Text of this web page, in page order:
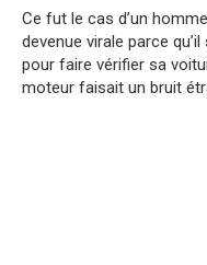
Ce fut le cas d’un
devenue virale parce
pour faire vérifier sa
moteur faisait un bruit